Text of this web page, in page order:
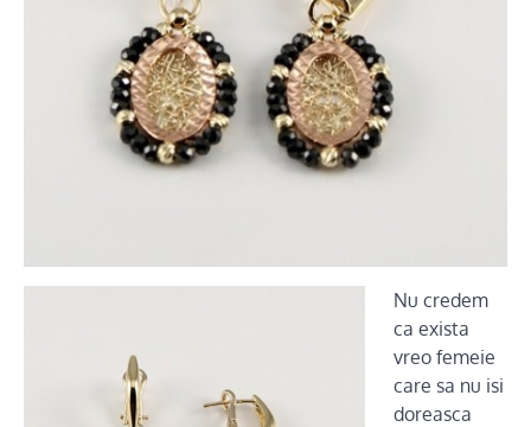
Nu credem
ca exista
vreo femeie
care sa nu isi
doreasca